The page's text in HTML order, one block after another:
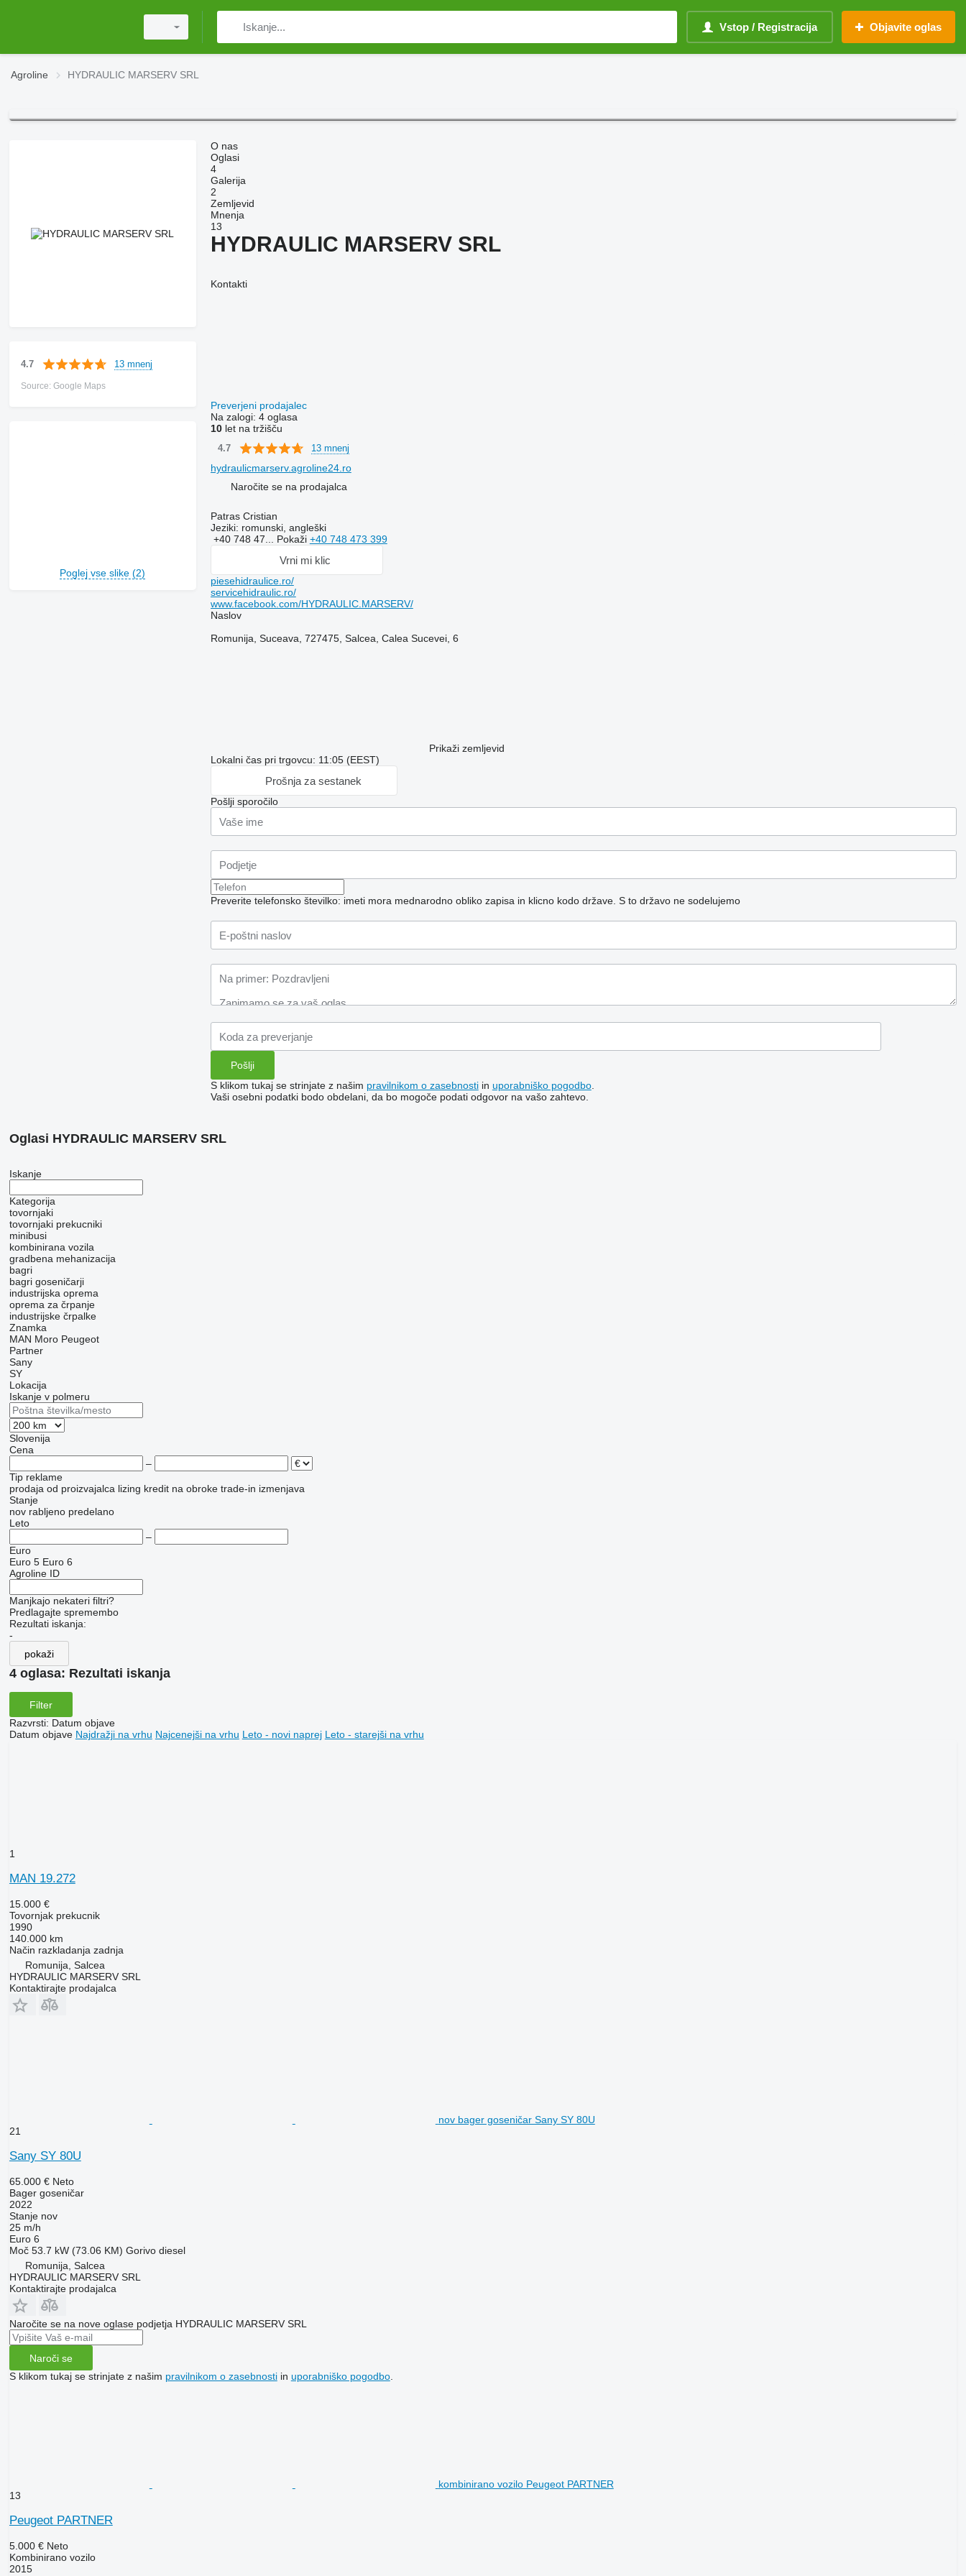
Vstop / Registracija Objavite oglas
Agroline HYDRAULIC MARSERV SRL
4.7 13 mnenj
Source: Google Maps
Poglej vse slike (2)
O nas
Oglasi
4
Galerija
2
Zemljevid
Mnenja
13
HYDRAULIC MARSERV SRL
Kontakti
Preverjeni prodajalec
Na zalogi: 4 oglasa
10let na tržišču
4.7 13 mnenj
hydraulicmarserv.agroline24.ro
Naročite se na prodajalca
Patras Cristian
Jeziki: romunski, angleški
+40 748 47... Pokaži +40 748 473 399
Vrni mi klic
piesehidraulice.ro/
servicehidraulic.ro/
www.facebook.com/HYDRAULIC.MARSERV/
Naslov
Romunija, Suceava, 727475, Salcea, Calea Sucevei, 6
Prikaži zemljevid
Lokalni čas pri trgovcu: 11:05 (EEST)
Prošnja za sestanek
Pošlji sporočilo
Preverite telefonsko številko: imeti mora mednarodno obliko zapisa in klicno kodo države. S to državo ne sodelujemo
S klikom tukaj se strinjate z našim pravilnikom o zasebnostiin uporabniško pogodbo.
Vaši osebni podatki bodo obdelani, da bo mogoče podati odgovor na vašo zahtevo.
Oglasi HYDRAULIC MARSERV SRL
Iskanje
Kategorija
tovornjaki
tovornjaki prekucniki
minibusi
kombinirana vozila
gradbena mehanizacija
bagri
bagri goseničarji
industrijska oprema
oprema za črpanje
industrijske črpalke
Znamka
MAN Moro Peugeot
Partner
Sany
SY
Lokacija
Iskanje v polmeru
Slovenija
Cena
–
Tip reklame
prodaja od proizvajalca lizing kredit na obroke trade-in izmenjava
Stanje
nov rabljeno predelano
Leto
–
Euro
Euro 5 Euro 6
Agroline ID
Manjkajo nekateri filtri?
Predlagajte spremembo
Rezultati iskanja:
-
pokaži
4 oglasa: Rezultati iskanja
Filter
Razvrsti: Datum objave
Datum objave Najdražji na vrhu Najcenejši na vrhu Leto - novi naprej Leto - starejši na vrhu
1
MAN 19.272
15.000 €
Tovornjak prekucnik
1990
140.000 km
Način razkladanja zadnja
Romunija, Salcea
HYDRAULIC MARSERV SRL
Kontaktirajte prodajalca
nov bager goseničar Sany SY 80U
21
Sany SY 80U
65.000 € Neto
Bager goseničar
2022
Stanjenov
25 m/h
Euro 6
Moč 53.7 kW (73.06 KM) Gorivo diesel
Romunija, Salcea
HYDRAULIC MARSERV SRL
Kontaktirajte prodajalca
Naročite se na nove oglase podjetja HYDRAULIC MARSERV SRL
Naroči se
S klikom tukaj se strinjate z našim pravilnikom o zasebnostiin uporabniško pogodbo.
kombinirano vozilo Peugeot PARTNER
13
Peugeot PARTNER
5.000 € Neto
Kombinirano vozilo
2015